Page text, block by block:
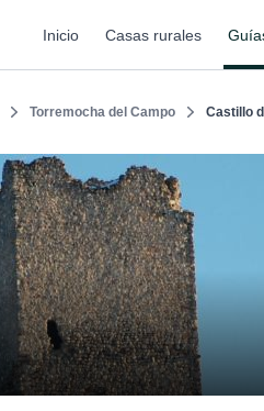
Inicio Casas rurales
Torremocha del Campo Castillo